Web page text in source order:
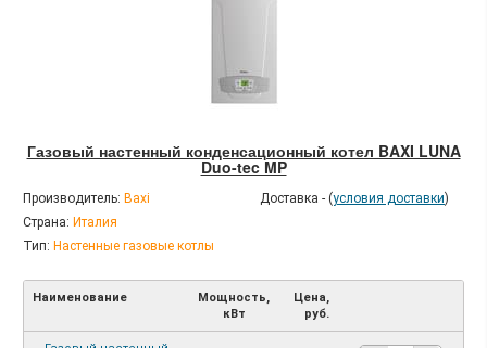
Газовый настенный конденсационный котел BAXI LUNA
Duo-tec MP
Производитель: Baxi
Страна: Италия
Тип: Настенные газовые котлы
Доставка - (условия доставки)
Наименование
Мощность,
кВт
Цена,
руб.